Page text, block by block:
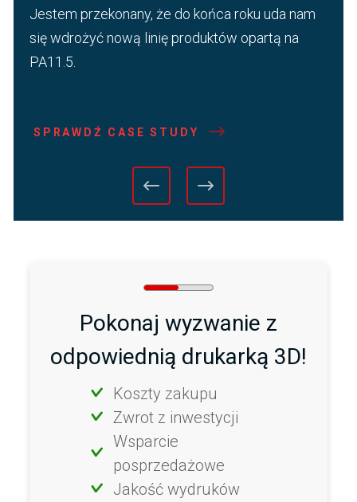
Jestem przekonany, że do końca roku uda nam
się wdrożyć nową linię produktów opartą na
PA11.5.
SPRAWDŹ CASE STUDY
Pokonaj wyzwanie z
odpowiednią drukarką 3D!
Koszty zakupu
Zwrot z inwestycji
Wsparcie
posprzedażowe
Jakość wydruków